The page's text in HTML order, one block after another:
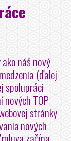
náš nový
(ďalej
spolupráci
TOP
stránky
nových